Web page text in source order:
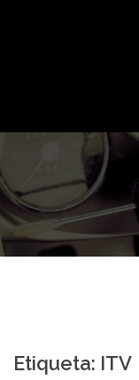
Etiqueta: ITV